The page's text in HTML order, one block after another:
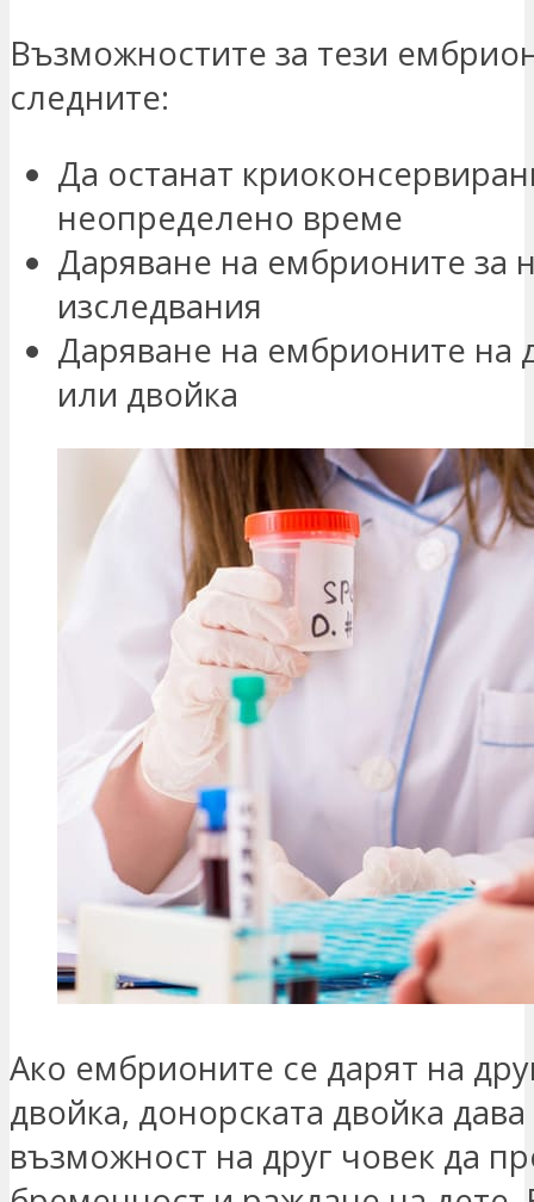
Възможностите за тези
следните:
Да останат
неопределено време
Даряване на ембрионите за
изследвания
Даряване на ембрионите на
или двойка
Ако ембрионите се дарят на
двойка, донорската двойка дава
възможност на друг човек да